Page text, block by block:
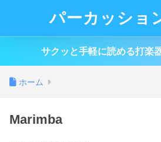
パーカッショ
サクッと手軽に読める打楽
ホーム
Marimba